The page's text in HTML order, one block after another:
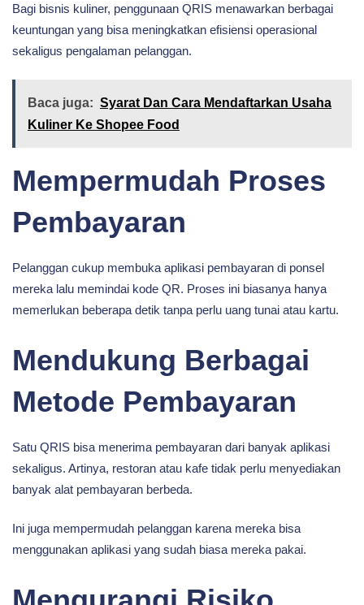
Bagi bisnis kuliner, penggunaan QRIS menawarkan berbagai
keuntungan yang bisa meningkatkan efisiensi operasional
sekaligus pengalaman pelanggan.
Baca juga: Syarat Dan Cara Mendaftarkan Usaha
Kuliner Ke Shopee Food
Mempermudah Proses
Pembayaran
Pelanggan cukup membuka aplikasi pembayaran di ponsel
mereka lalu memindai kode QR. Proses ini biasanya hanya
memerlukan beberapa detik tanpa perlu uang tunai atau kartu.
Mendukung Berbagai
Metode Pembayaran
Satu QRIS bisa menerima pembayaran dari banyak aplikasi
sekaligus. Artinya, restoran atau kafe tidak perlu menyediakan
banyak alat pembayaran berbeda.
Ini juga mempermudah pelanggan karena mereka bisa
menggunakan aplikasi yang sudah biasa mereka pakai.